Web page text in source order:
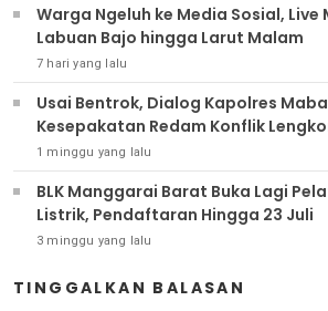
Warga Ngeluh ke Media Sosial, Live
Labuan Bajo hingga Larut Malam
7 hari yang lalu
Usai Bentrok, Dialog Kapolres
Kesepakatan Redam Konflik
1 minggu yang lalu
BLK Manggarai Barat Buka Lagi
Listrik, Pendaftaran Hingga 23 Juli
3 minggu yang lalu
TINGGALKAN BALASAN